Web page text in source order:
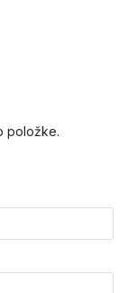
položke.